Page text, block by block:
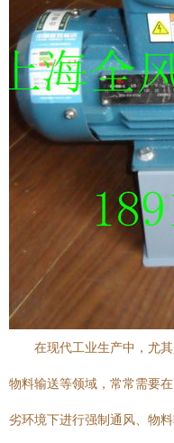
在现代工业生产中，尤
物料输送等领域，常常需要
劣环境下进行强制通风、物